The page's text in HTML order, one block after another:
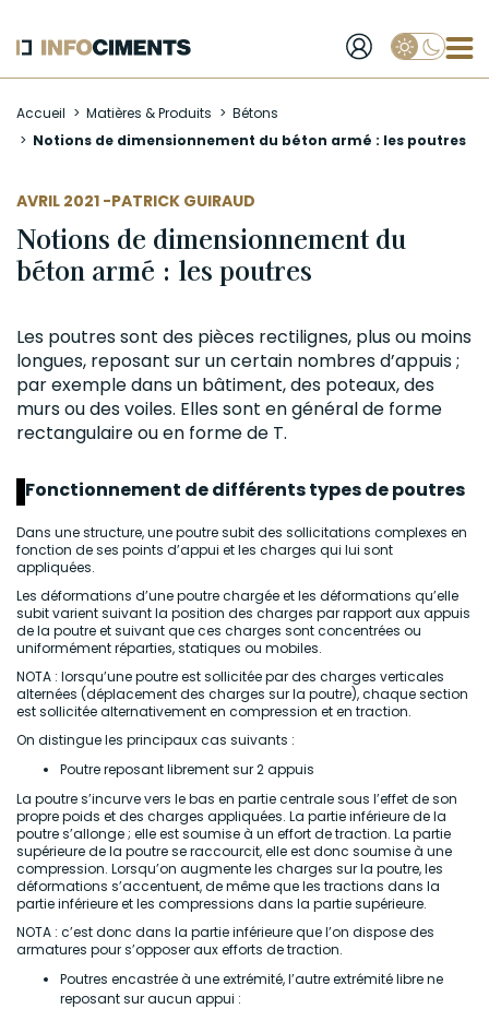
au
contenu
Accueil Matières & Produits
Bétons
Notions de dimensionnement du béton armé : les poutres
AVRIL 2021 -
AUTEUR PATRICK GUIRAUD
Notions de dimensionnement du
béton armé : les poutres
Les poutres sont des pièces rectilignes, plus ou moins
longues, reposant sur un certain nombres d’appuis ;
par exemple dans un bâtiment, des poteaux, des
murs ou des voiles. Elles sont en général de forme
rectangulaire ou en forme de T.
Fonctionnement de différents types de poutres
Dans une structure, une poutre subit des sollicitations complexes en
fonction de ses points d’appui et les charges qui lui sont
appliquées.
Les déformations d’une poutre chargée et les déformations qu’elle
subit varient suivant la position des charges par rapport aux appuis
de la poutre et suivant que ces charges sont concentrées ou
uniformément réparties, statiques ou mobiles.
NOTA : lorsqu’une poutre est sollicitée par des charges verticales
alternées (déplacement des charges sur la poutre), chaque section
est sollicitée alternativement en compression et en traction.
On distingue les principaux cas suivants :
Poutre reposant librement sur 2 appuis
La poutre s’incurve vers le bas en partie centrale sous l’effet de son
propre poids et des charges appliquées. La partie inférieure de la
poutre s’allonge ; elle est soumise à un effort de traction. La partie
supérieure de la poutre se raccourcit, elle est donc soumise à une
compression. Lorsqu’on augmente les charges sur la poutre, les
déformations s’accentuent, de même que les tractions dans la
partie inférieure et les compressions dans la partie supérieure.
NOTA : c’est donc dans la partie inférieure que l’on dispose des
armatures pour s’opposer aux efforts de traction.
Poutres encastrée à une extrémité, l’autre extrémité libre ne
reposant sur aucun appui :